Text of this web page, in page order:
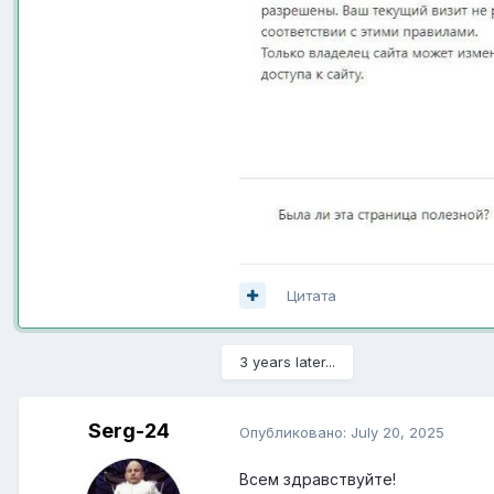
Цитата
3 years later...
Serg-24 Опубликовано: July 20, 2025
Всем здравствуйте!